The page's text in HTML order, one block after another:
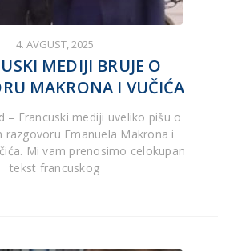
4. AVGUST, 2025
MEDIJI BRUJE O
MAKRONA I VUČIĆA
– Francuski mediji uveliko pišu o
razgovoru Emanuela Makrona i
Mi vam prenosimo celokupan
tekst francuskog